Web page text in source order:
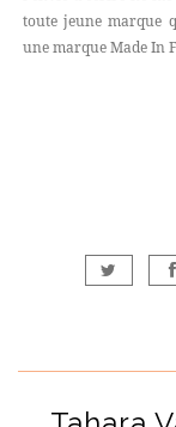
toute jeune marque
une marque Made In